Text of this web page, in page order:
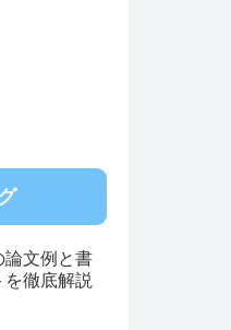
論文例と書
を徹底解説